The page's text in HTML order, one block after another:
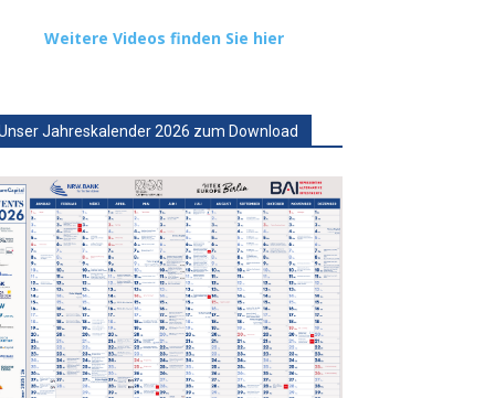
Weitere Videos finden Sie hier
Jahreskalender 2026 zum Download